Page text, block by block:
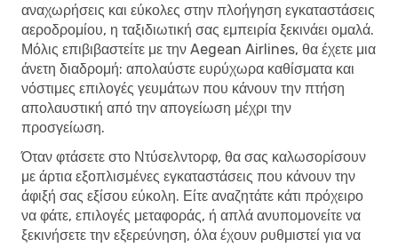
αναχωρήσεις και εύκολες στην πλοήγηση εγκαταστάσεις
αεροδρομίου, η ταξιδιωτική σας εμπειρία ξεκινάει ομαλά.
Μόλις επιβιβαστείτε με την Aegean Airlines, θα έχετε μια
άνετη διαδρομή: απολαύστε ευρύχωρα καθίσματα και
νόστιμες επιλογές γευμάτων που κάνουν την πτήση
απολαυστική από την απογείωση μέχρι την
προσγείωση.
Όταν φτάσετε στο Ντύσελντορφ, θα σας καλωσορίσουν
με άρτια εξοπλισμένες εγκαταστάσεις που κάνουν την
άφιξή σας εξίσου εύκολη. Είτε αναζητάτε κάτι πρόχειρο
να φάτε, επιλογές μεταφοράς, ή απλά ανυπομονείτε να
ξεκινήσετε την εξερεύνηση, όλα έχουν ρυθμιστεί για να